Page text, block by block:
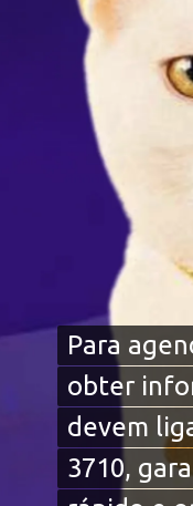
Para
obter
devem
3710,
Para
obter
devem
3710,